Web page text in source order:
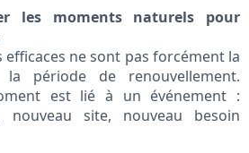
les moments naturels pour
efficaces ne sont pas forcément la
période de renouvellement.
est lié à un événement :
site, nouveau besoin